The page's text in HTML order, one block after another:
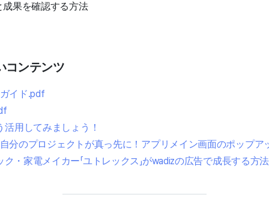
果を確認する方法
コンテンツ
イド.pdf
用してみましょう！
分のプロジェクトが真っ先に！アプリメイン画面のポップア
・家電メイカー「ユトレックス」がwadizの広告で成長する方法